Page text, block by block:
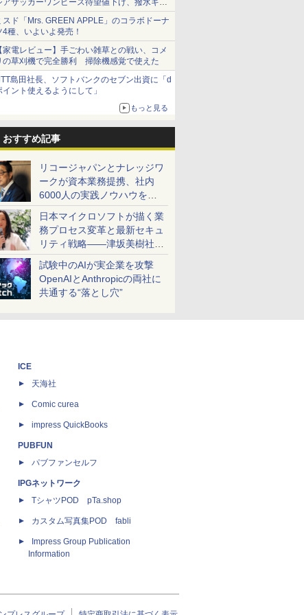
アサッカーワンピース待望値下げ、撥水ギア
ョーツは1990円に
スド「Mrs. GREEN APPLE」のコラボドーナ
4種、いよいよ発売！
【家電レビュー】手ごわい雑草との戦い、コメ
の草刈機で完全勝利 掃除機感覚で使えた
島田社長、ソフトバンクのセブン出資に「d
イント使えるようにして」
もっと見る
おすすめ記事
リコージャパンとナレッジワ
ークが資本業務提携、社内
6000人の実践ノウハウを生
かした「AI商談記録 for
RICOH」を展開へ
日本マイクロソフトが描く業
務プロセス変革と最新セキュ
リティ戦略――津坂美樹社長
が2027年度戦略を説明
試験中のAIが実企業を攻撃
OpenAIとAnthropicの両社に
共通する“落とし穴”
ICE
天海社
Comic curea
impress QuickBooks
PUBFUN
パブファンセルフ
IPGネットワーク
TシャツPOD pTa.shop
カスタム写真集POD fabli
Impress Group Publication
Information